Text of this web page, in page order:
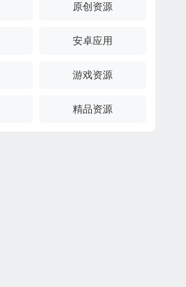
原创资源
安卓应用
游戏资源
精品资源